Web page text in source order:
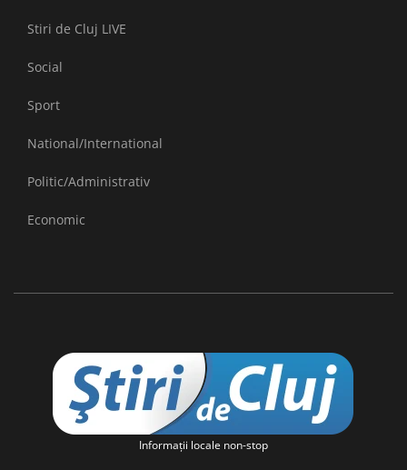
Stiri de Cluj LIVE
Social
Sport
National/International
Politic/Administrativ
Economic
Informaţii locale non-stop